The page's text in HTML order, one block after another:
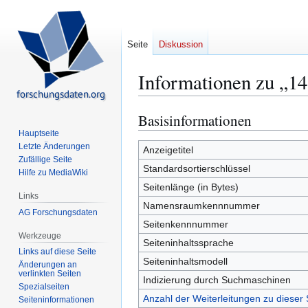
Informationen zu
Zur
Navigation
springen
Zur
Suche
springen
Basisinformationen
Anzeigetitel
Standardsortierschlüssel
Seitenlänge (in Bytes)
Namensraumkennnummer
Seitenkennnummer
Seiteninhaltssprache
Seiteninhaltsmodell
Indizierung durch Suchmaschinen
Anzahl der Weiterleitungen zu dieser
Seite Diskussion
Hauptseite
Letzte Änderungen
Zufällige Seite
Hilfe zu MediaWiki
Links
AG Forschungsdaten
Werkzeuge
Links auf diese Seite
Änderungen an
verlinkten Seiten
Spezialseiten
Seiten­­informationen